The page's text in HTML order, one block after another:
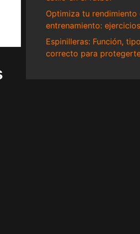
Optimiza tu rendimiento
entrenamiento:
Espinilleras: Función,
correcto para